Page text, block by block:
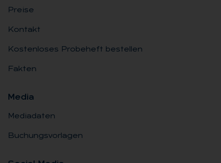
Preise
Kontakt
Kostenloses Probeheft bestellen
Fakten
Me­dia
Mediadaten
Buchungsvorlagen